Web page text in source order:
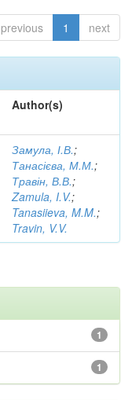
previous 1 next
Author(s)
Замула, І.В.;
Танасієва, М.М.;
Травін, В.В.;
Zamula, I.V.;
Tanasiieva, M.M.;
Travin, V.V.
1
1